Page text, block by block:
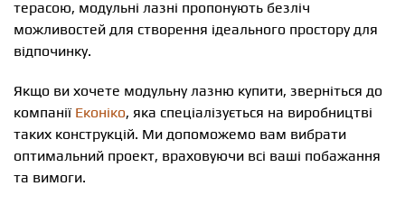
терасою, модульні лазні пропонують безліч
можливостей для створення ідеального простору для
відпочинку.
Якщо ви хочете модульну лазню купити, зверніться до
компанії Еконіко, яка спеціалізується на виробництві
таких конструкцій. Ми допоможемо вам вибрати
оптимальний проект, враховуючи всі ваші побажання
та вимоги.